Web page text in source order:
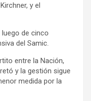
y el
de cinco
del Samic.
entre la Nación,
y la gestión sigue
medida por la